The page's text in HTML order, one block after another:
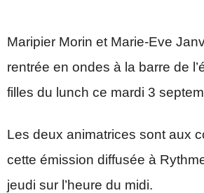
Maripier Morin et Marie-Eve
rentrée en ondes à la barre de
filles du lunch ce mardi 3
Les deux animatrices sont aux
cette émission diffusée à
jeudi sur l’heure du midi.